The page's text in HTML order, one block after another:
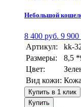
Небольшой
8 400 руб. 9 900
Артикул:
kk-
Размеры:
8,5
Цвет:
Вид кожи:
Купить в 1 клик
Купить